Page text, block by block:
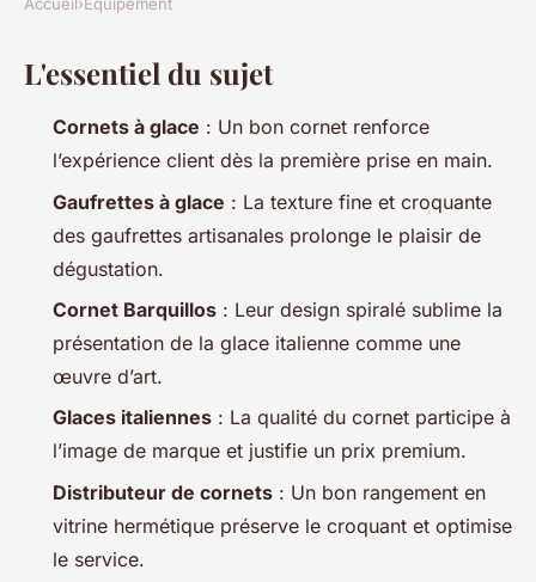
ÉQUIPEMENT
Cornets artisanaux ou
industriels : quel choix pour
votre glacier
Fabien•18/06/2026 10:20 • 9 min de lecture
L'essentiel du sujet
Cornets à glace : Un bon cornet renforce
l’expérience client dès la première prise en main.
Gaufrettes à glace : La texture fine et croquante
des gaufrettes artisanales prolonge le plaisir de
dégustation.
Cornet Barquillos : Leur design spiralé sublime la
présentation de la glace italienne comme une
œuvre d’art.
Glaces italiennes : La qualité du cornet participe à
l’image de marque et justifie un prix premium.
Distributeur de cornets : Un bon rangement en
vitrine hermétique préserve le croquant et optimise
le service.